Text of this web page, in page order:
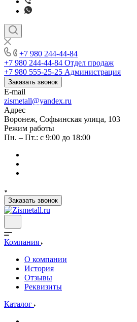
+7 980 244-44-84
+7 980 244-44-84 Отдел продаж
+7 980 555-25-25 Администрация
Заказать звонок
E-mail
zismetall@yandex.ru
Адрес
Воронеж, Софьинская улица, 103
Режим работы
Пн. – Пт.: с 9:00 до 18:00
Заказать звонок
Компания
О компании
История
Отзывы
Реквизиты
Каталог